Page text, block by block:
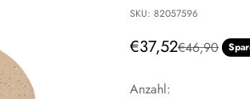
SKU: 82057596
Angebot
€37,52Regulärer
€46,90
Anzahl: